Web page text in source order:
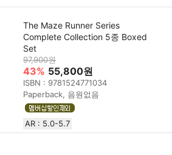
The Maze Runner Series
Complete Collection 5종 Boxed
Set
97,900원
43% 55,800원
ISBN : 9781524771034
Paperback, 음원없음
AR : 5.0-5.7